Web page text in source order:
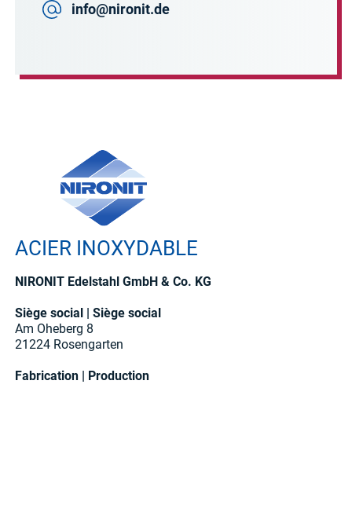
info@nironit.de
ACIER INOXYDABLE
NIRONIT Edelstahl GmbH & Co. KG
Siège social | Siège social
Am Oheberg 8
21224 Rosengarten
Fabrication | Production